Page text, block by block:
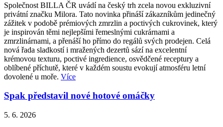
Společnost BILLA ČR uvádí na český trh zcela novou exkluzivní
privátní značku Milora. Tato novinka přináší zákazníkům jedinečný
zážitek v podobě prémiových zmrzlin a poctivých cukrovinek, který
je inspirován těmi nejlepšími řemeslnými cukrárnami a
zmrzlinárnami, a přenáší ho přímo do regálů svých prodejen. Celá
nová řada sladkostí i mražených dezertů sází na excelentní
krémovou texturu, poctivé ingredience, osvědčené receptury a
oblíbené příchutě, které v každém soustu evokují atmosféru letní
dovolené u moře. Více
Spak představil nové hotové omáčky
5. 6. 2026